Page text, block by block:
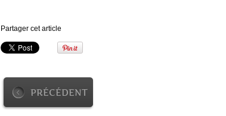
Partager cet article
PRÉCÉDENT